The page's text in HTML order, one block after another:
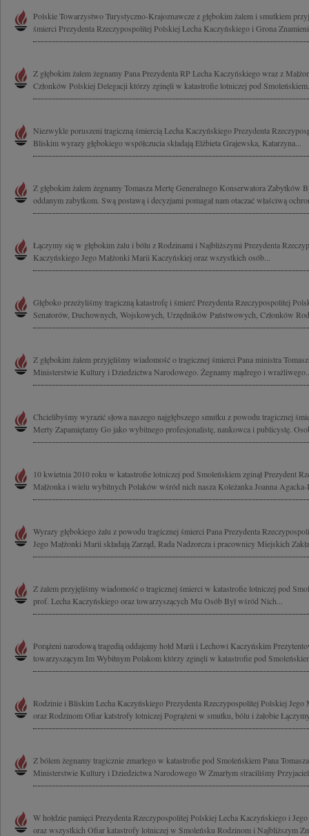
Polskie Towarzystwo Turystyczno-Krajoznawcze z głębokim żalem i smutkiem
śmierci Prezydenta Rzeczypospolitej Polskiej Lecha Kaczyńskiego i Grona
Z głębokim żalem żegnamy Pana Prezydenta RP Lecha Kaczyńskiego wraz z
Członków Polskiej Delegacji którzy zginęli w katastrofie lotniczej pod
Niezwykle poruszeni tragiczną śmiercią Lecha Kaczyńskiego Prezydenta
Bliskim wyrazy głębokiego współczucia składają Elżbieta Grajewska, Katarzyna...
Z głębokim żalem żegnamy Tomasza Mertę Generalnego Konserwatora Zabytków
oddanym zabytkom. Swą postawą i decyzjami pomagał nam otaczać właściwą
Łączymy się w głębokim żalu i bólu z Rodzinami i Najbliższymi Prezydenta
Kaczyńskiego Jego Małżonki Marii Kaczyńskiej oraz wszystkich osób...
Głęboko przeżyliśmy tragiczną katastrofę i śmierć Prezydenta Rzeczypospolitej
Senatorów, Duchownych, Wojskowych, Urzędników Państwowych, Członków
Z głębokim żalem przyjęliśmy wiadomość o tragicznej śmierci Pana ministra
Ministerstwie Kultury i Dziedzictwa Narodowego. Żegnamy mądrego i
Chcielibyśmy wyrazić słowa naszego najgłębszego smutku z powodu tragicznej
Merty Zapamiętamy Go jako wybitnego profesjonalistę, naukowca i publicystę.
10 kwietnia 2010 roku w katastrofie lotniczej pod Smoleńskiem zginął Prezydent
Małżonka i wielu wybitnych Polaków wśród nich nasza Koleżanka Joanna Agacka-
Wyrazy głębokiego żalu z powodu tragicznej śmierci Pana Prezydenta
Jego Małżonki Marii składają Zarząd, Rada Nadzorcza i pracownicy Miejskich
Z żalem przyjęliśmy wiadomość o tragicznej śmierci w katastrofie lotniczej pod
prof. Lecha Kaczyńskiego oraz towarzyszących Mu Osób Był wśród Nich...
Porążeni narodową tragedią oddajemy hołd Marii i Lechowi Kaczyńskim
towarzyszącym Im Wybitnym Polakom którzy zginęli w katastrofie pod
Rodzinie i Bliskim Lecha Kaczyńskiego Prezydenta Rzeczypospolitej Polskiej
oraz Rodzinom Ofiar katstrofy lotniczej Pogrążeni w smutku, bólu i żałobie
Z bólem żegnamy tragicznie zmarłego w katastrofie pod Smoleńskiem Pana
Ministerstwie Kultury i Dziedzictwa Narodowego W Zmarłym straciliśmy
W hołdzie pamięci Prezydenta Rzeczypospolitej Polskiej Lecha Kaczyńskiego i
oraz wszystkich Ofiar katastrofy lotniczej w Smoleńsku Rodzinom i Najbliższym